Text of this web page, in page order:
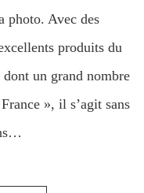
photo. Avec des
produits du
un grand nombre
», il s’agit sans